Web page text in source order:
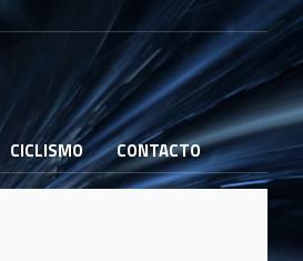
CICLISMO CONTACTO